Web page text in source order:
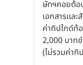
ษัทฯคอยต้อ
เอกสารและ
ค่าทิปไกด์ท้
2,000 บาท
(ไม่รวมค่าทิ